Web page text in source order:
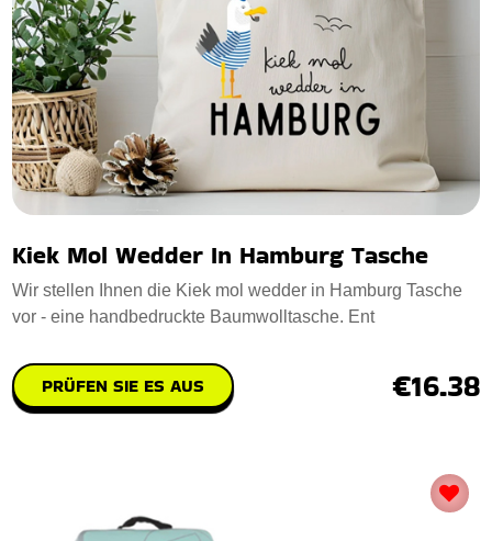
Kiek Mol Wedder In Hamburg Tasche
Wir stellen Ihnen die Kiek mol wedder in Hamburg Tasche
vor - eine handbedruckte Baumwolltasche. Ent
PRÜFEN SIE ES AUS €16.38